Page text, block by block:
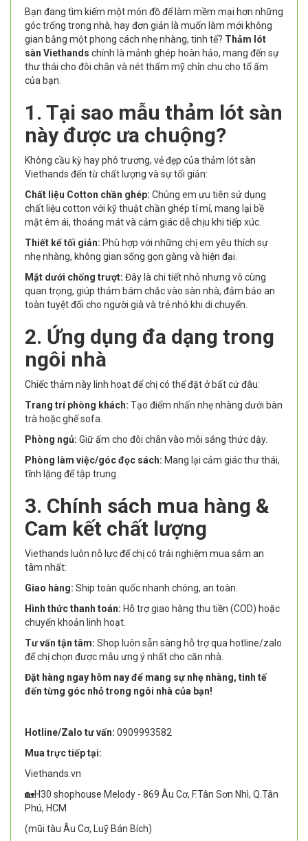
Bạn đang tìm kiếm một món đồ để làm mềm mại hơn những
góc trống trong nhà, hay đơn giản là muốn làm mới không
gian bằng một phong cách nhẹ nhàng, tinh tế? Thảm lót
sàn Viethands chính là mảnh ghép hoàn hảo, mang đến sự
thư thái cho đôi chân và nét thẩm mỹ chỉn chu cho tổ ấm
của bạn.
1. Tại sao mẫu thảm lót sàn
này được ưa chuộng?
Không cầu kỳ hay phô trương, vẻ đẹp của thảm lót sàn
Viethands đến từ chất lượng và sự tối giản:
Chất liệu Cotton chần ghép: Chúng em ưu tiên sử dụng
chất liệu cotton với kỹ thuật chần ghép tỉ mỉ, mang lại bề
mặt êm ái, thoáng mát và cảm giác dễ chịu khi tiếp xúc.
Thiết kế tối giản: Phù hợp với những chị em yêu thích sự
nhẹ nhàng, không gian sống gọn gàng và hiện đại.
Mặt dưới chống trượt: Đây là chi tiết nhỏ nhưng vô cùng
quan trọng, giúp thảm bám chắc vào sàn nhà, đảm bảo an
toàn tuyệt đối cho người già và trẻ nhỏ khi di chuyển.
2. Ứng dụng đa dạng trong
ngôi nhà
Chiếc thảm này linh hoạt để chị có thể đặt ở bất cứ đâu:
Trang trí phòng khách: Tạo điểm nhấn nhẹ nhàng dưới bàn
trà hoặc ghế sofa.
Phòng ngủ: Giữ ấm cho đôi chân vào mỗi sáng thức dậy.
Phòng làm việc/góc đọc sách: Mang lại cảm giác thư thái,
tĩnh lặng để tập trung.
3. Chính sách mua hàng &
Cam kết chất lượng
Viethands luôn nỗ lực để chị có trải nghiệm mua sắm an
tâm nhất:
Giao hàng: Ship toàn quốc nhanh chóng, an toàn.
Hình thức thanh toán: Hỗ trợ giao hàng thu tiền (COD) hoặc
chuyển khoản linh hoạt.
Tư vấn tận tâm: Shop luôn sẵn sàng hỗ trợ qua hotline/zalo
để chị chọn được mẫu ưng ý nhất cho căn nhà.
Đặt hàng ngay hôm nay để mang sự nhẹ nhàng, tinh tế
đến từng góc nhỏ trong ngôi nhà của bạn!
Hotline/Zalo tư vấn: 0909993582
Mua trực tiếp tại:
Viethands.vn
🏡H30 shophouse Melody - 869 Âu Cơ, F.Tân Sơn Nhì, Q.Tân
Phú, HCM
(mũi tàu Âu Cơ, Luỹ Bán Bích)